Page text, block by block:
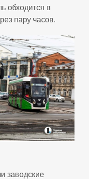
обходится в
пару часов.
заводские